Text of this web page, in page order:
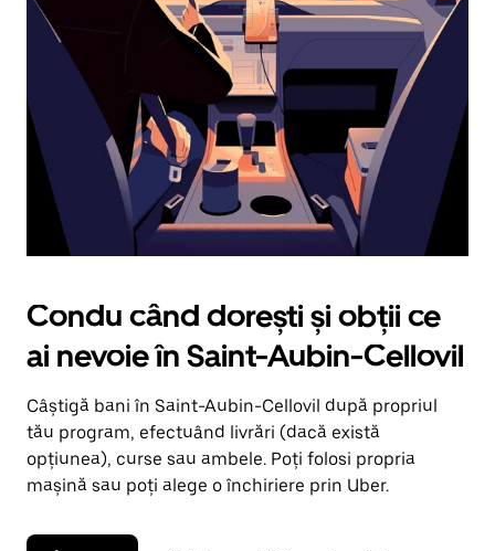
în
jos.
Închide
calendarul
apăsând
pe
butonul
Escape.
Condu când dorești și obții ce
ai nevoie în Saint-Aubin-Cellovil
Câștigă bani în Saint-Aubin-Cellovil după propriul
tău program, efectuând livrări (dacă există
opțiunea), curse sau ambele. Poți folosi propria
mașină sau poți alege o închiriere prin Uber.